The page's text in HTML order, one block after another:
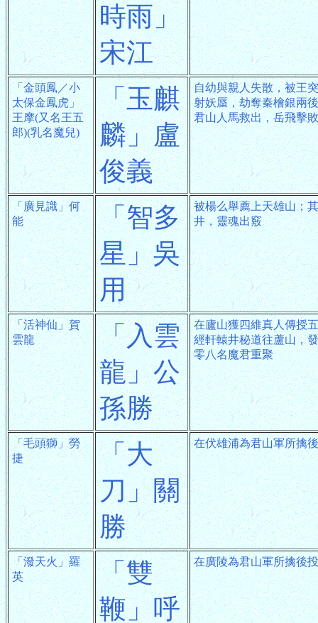
時雨」
宋江
「金頭鳳／小
太保金鳳虎」
王摩(又名王五
郎)(乳名魔兒)
「玉麒
麟」盧
俊義
自幼與親人失散，被王
射妖蜃，劫奪秦檜銀兩
君山人馬救出，岳飛擊
「廣見識」何
能
「智多
星」吳
用
被楊么舉薦上天雄山；
井，靈魂出竅
「活神仙」賀
雲龍
「入雲
龍」公
孫勝
在廬山獲四維真人傳授
經軒轅井秘道往蘆山，
零八名魔君重聚
「毛頭獅」勞
捷
「大
刀」關
勝
在伏雄浦為君山軍所擒
「潑天火」羅
英
「雙
鞭」呼
在廣陵為君山軍所擒後